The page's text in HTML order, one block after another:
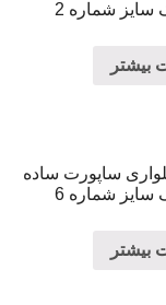
سایز شماره 2
بیشتر
ساپورت ساده
سایز شماره 6
بیشتر